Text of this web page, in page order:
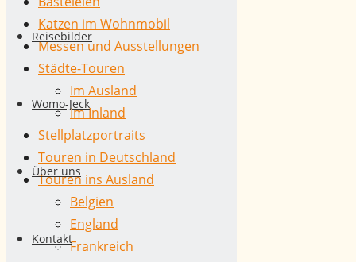
Inhalt
springen
Reisebilder
Womo-Jeck
Über uns
Kontakt
in
die
Eifel
–
Wohnmobil-
Katzen im Wohnmobil
Messen und Ausstellungen
Städte-Touren
Im Ausland
Im Inland
Stellplatzportraits
Touren in Deutschland
Touren ins Ausland
Belgien
England
Frankreich